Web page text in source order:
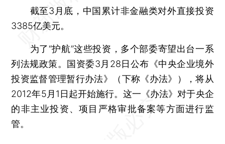
截至3月底，中国累计非金融类对外直接投资
3385亿美元。
为了“护航”这些投资，多个部委寄望出台一系
列法规政策。国资委3月28日公布《中央企业境外
投资监督管理暂行办法》（下称《办法》），将从
2012年5月1日起开始施行。这一《办法》对于央企
的非主业投资、项目严格审批备案等方面进行监
管。